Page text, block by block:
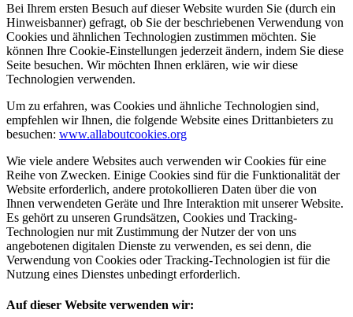
Bei Ihrem ersten Besuch auf dieser Website wurden Sie (durch ein
Hinweisbanner) gefragt, ob Sie der beschriebenen Verwendung von
Cookies und ähnlichen Technologien zustimmen möchten. Sie
können Ihre Cookie-Einstellungen jederzeit ändern, indem Sie diese
Seite besuchen. Wir möchten Ihnen erklären, wie wir diese
Technologien verwenden.
Um zu erfahren, was Cookies und ähnliche Technologien sind,
empfehlen wir Ihnen, die folgende Website eines Drittanbieters zu
besuchen: www.allaboutcookies.org
Wie viele andere Websites auch verwenden wir Cookies für eine
Reihe von Zwecken. Einige Cookies sind für die Funktionalität der
Website erforderlich, andere protokollieren Daten über die von
Ihnen verwendeten Geräte und Ihre Interaktion mit unserer Website.
Es gehört zu unseren Grundsätzen, Cookies und Tracking-
Technologien nur mit Zustimmung der Nutzer der von uns
angebotenen digitalen Dienste zu verwenden, es sei denn, die
Verwendung von Cookies oder Tracking-Technologien ist für die
Nutzung eines Dienstes unbedingt erforderlich.
Auf dieser Website verwenden wir: